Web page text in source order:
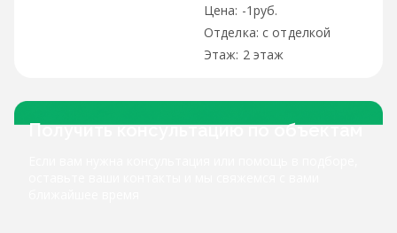
-1руб.
с отделкой
2 этаж
Получить консультацию по объектам